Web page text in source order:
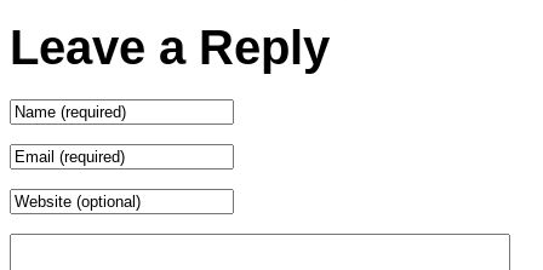
Leave a Reply